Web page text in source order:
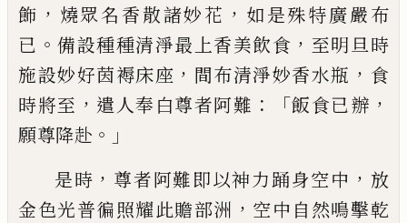
飾 ， 燒眾名香散諸妙花 ， 如是殊特廣嚴布
已 。備設種種清淨最上香美飲食 ， 至明旦時
施設妙好茵褥床座 ， 間布清淨妙香水瓶 ， 食
時將至 ， 遣人奉白尊者阿難 ：「飯食已辦 ，
願尊降赴 。」
是時 ， 尊者阿難即以神力踊身空中 ， 放
金色光普徧照耀此贍部洲 ， 空中自然鳴擊乾